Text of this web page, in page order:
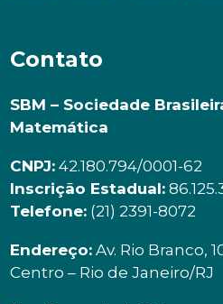
Contato
SBM – Sociedade
Matemática
CNPJ: 42.180.794/0001-62
Inscrição Estadual:
Telefone: (21) 2391-8072
Endereço: Av. Rio Branco,
Centro – Rio de Janeiro/RJ